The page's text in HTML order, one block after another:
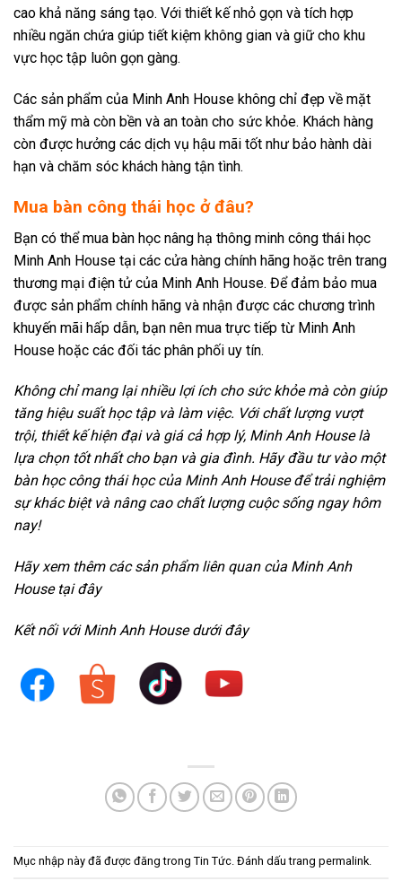
cao khả năng sáng tạo. Với thiết kế nhỏ gọn và tích hợp
nhiều ngăn chứa giúp tiết kiệm không gian và giữ cho khu
vực học tập luôn gọn gàng.
Các sản phẩm của Minh Anh House không chỉ đẹp về mặt
thẩm mỹ mà còn bền và an toàn cho sức khỏe. Khách hàng
còn được hưởng các dịch vụ hậu mãi tốt như bảo hành dài
hạn và chăm sóc khách hàng tận tình.
Mua bàn công thái học ở đâu?
Bạn có thể mua bàn học nâng hạ thông minh công thái học
Minh Anh House tại các cửa hàng chính hãng hoặc trên trang
thương mại điện tử của Minh Anh House. Để đảm bảo mua
được sản phẩm chính hãng và nhận được các chương trình
khuyến mãi hấp dẫn, bạn nên mua trực tiếp từ Minh Anh
House hoặc các đối tác phân phối uy tín.
Không chỉ mang lại nhiều lợi ích cho sức khỏe mà còn giúp
tăng hiệu suất học tập và làm việc. Với chất lượng vượt
trội, thiết kế hiện đại và giá cả hợp lý, Minh Anh House là
lựa chọn tốt nhất cho bạn và gia đình. Hãy đầu tư vào một
bàn học công thái học của Minh Anh House để trải nghiệm
sự khác biệt và nâng cao chất lượng cuộc sống ngay hôm
nay!
Hãy xem thêm các sản phẩm liên quan của Minh Anh
House tại đây
Kết nối với Minh Anh House dưới đây
Mục nhập này đã được đăng trong Tin Tức . Đánh dấu trang permalink